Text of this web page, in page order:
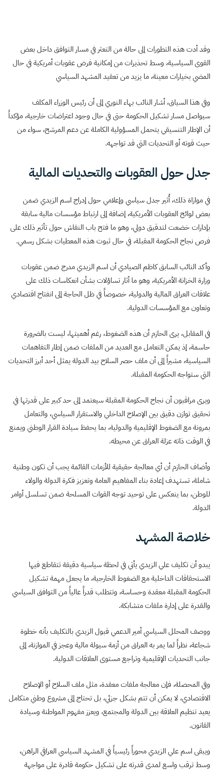
وقد أدت هذه التطورات إلى حالة من التعثر في مسار التوافق داخل بعض
القوى السياسية، وسط تحذيرات من إمكانية فرض عقوبات أمريكية في حال
المضي بخيارات معينة، ما يزيد من تعقيد المشهد السياسي
وفي هذا السياق، أشار النائب بهاء النوري إلى أن رئيس الوزراء المكلف
سيواصل مسار تشكيل الحكومة حتى في حال وجود اعتراضات خارجية، مؤكداً
أن الإطار التنسيقي يتحمل المسؤولية الكاملة عن دعم المرشح، سواء من
حيث قوته أو التحديات التي قد تواجهه.
جدل حول العقوبات والتحديات المالية
في موازاة ذلك، أُثير جدل سياسي وإعلامي حول إدراج اسم الزيدي ضمن
بعض لوائح العقوبات الأمريكية، إضافة إلى ارتباط مؤسسات مالية سابقة
بإدارات خضعت لتدقيق دولي، وهو ما فتح باب النقاش حول تأثير ذلك على
فرص نجاح الحكومة المقبلة، في حال ثبوت هذه المعطيات بشكل رسمي.
وأكد النائب السابق كاظم الصيادي أن اسم الزيدي مدرج ضمن عقوبات
وزارة الخزانة الأمريكية، وهو ما أثار تساؤلات بشأن انعكاسات ذلك على
علاقات العراق المالية والدولية، خصوصاً في ظل الحاجة إلى انفتاح اقتصادي
وتعاون مع المؤسسات الدولية.
في المقابل، يرى الحازم أن هذه الضغوط، رغم أهميتها، ليست بالضرورة
حاسمة، إذ يمكن التعامل مع العديد من الملفات ضمن إطار التفاهمات
السياسية، مشيراً إلى أن ملف حصر السلاح بيد الدولة يمثل أحد أبرز التحديات
التي ستواجه الحكومة المقبلة.
ويرى مراقبون أن نجاح الحكومة المقبلة سيعتمد إلى حد كبير على قدرتها في
تحقيق توازن دقيق بين الإصلاح الداخلي والاستقرار السياسي، والتعامل
بمرونة مع الضغوط الإقليمية والدولية، بما يحفظ سيادة القرار الوطني ويمنع
في الوقت ذاته عزلة العراق عن محيطه.
وأضاف الحازم أن أي معالجة حقيقية للأزمات القائمة يجب أن تكون وطنية
شاملة، تستهدف إعادة بناء المفاهيم العامة وتعزيز فكرة الدولة والولاء
للوطن، بما ينعكس على توحيد توجه القوات المسلحة ضمن تسلسل أوامر
الدولة.
خلاصة المشهد
يبدو أن تكليف علي الزيدي يأتي في لحظة سياسية دقيقة تتقاطع فيها
الاستحقاقات الداخلية مع الضغوط الخارجية، ما يجعل مهمة تشكيل
الحكومة المقبلة معقدة وحساسة، وتتطلب قدراً عالياً من التوافق السياسي
والقدرة على إدارة ملفات متشابكة.
ووصف المحلل السياسي أمير الدعمي قبول الزيدي بالتكليف بأنه خطوة
شجاعة، نظراً لما يمر به العراق من أزمة سيولة مالية وعجز في الموازنة، إلى
جانب التحديات الإقليمية وتراجع مستوى العلاقات الدولية.
وفي المحصلة، فإن معالجة ملفات معقدة، مثل ملف السلاح أو الإصلاح
الاقتصادي، لا يمكن أن تتم بشكل جزئي، بل تحتاج إلى مشروع وطني متكامل
يعيد تنظيم العلاقة بين الدولة والمجتمع، ويعزز مفهوم المواطنة وسيادة
القانون.
ويبقى اسم علي الزيدي محوراً رئيسياً في المشهد السياسي العراقي الراهن،
وسط ترقب واسع لمدى قدرته على تشكيل حكومة قادرة على مواجهة